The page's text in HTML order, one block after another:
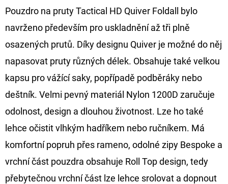
Pouzdro na pruty Tactical HD Quiver Foldall bylo
navrženo především pro uskladnění až tři plně
osazených prutů. Díky designu Quiver je možné do něj
napasovat pruty různých délek. Obsahuje také velkou
kapsu pro vážící saky, popřípadě podběráky nebo
deštník. Velmi pevný materiál Nylon 1200D zaručuje
odolnost, design a dlouhou životnost. Lze ho také
lehce očistit vlhkým hadříkem nebo ručníkem. Má
komfortní popruh přes rameno, odolné zipy Bespoke a
vrchní část pouzdra obsahuje Roll Top design, tedy
přebytečnou vrchní část lze lehce srolovat a dopnout
D
O
P
R
U
Č
U
J
E
M
E